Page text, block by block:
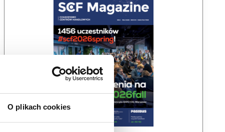
O plikach cookies